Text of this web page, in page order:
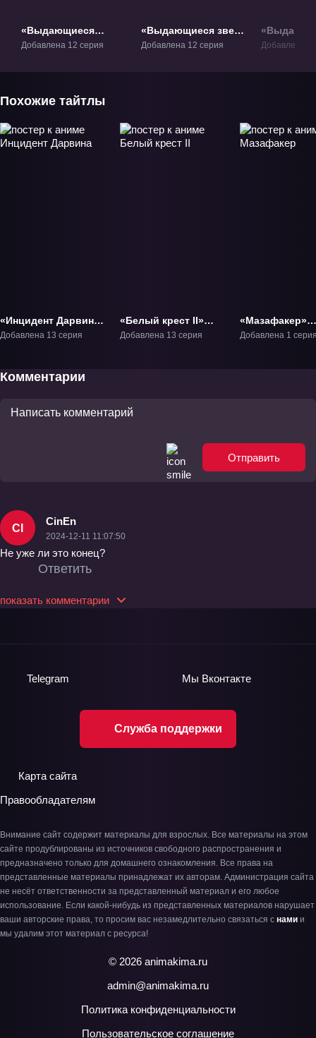
«Выдающиеся
звери» ТВ-1
Добавлена 12 серия
«Выдающиеся звери
2» ТВ-2
Добавлена 12 серия
звери:
Добавлена
Похожие тайтлы
«Инцидент Дарвина»
ТВ-1
Добавлена 13 серия
«Белый крест II»
ТВ-2
Добавлена 13 серия
«Мазафакер»
Фильм-1
Добавлена 1
Комментарии
Отправить
CI
CinEn
2024-12-11 11:07:50
Не уже ли это конец?
Ответить
показать комментарии
Служба поддержки
Telegram Мы Вконтакте
Карта сайта
Правообладателям
Внимание сайт содержит материалы для взрослых. Все материалы на этом
сайте продублированы из источников свободного распространения и
предназначено только для домашнего ознакомления. Все права на
представленные материалы принадлежат их авторам. Администрация сайта
не несёт ответственности за представленный материал и его любое
использование. Если какой-нибудь из представленных материалов нарушает
ваши авторские права, то просим вас незамедлительно связаться с нами и
мы удалим этот материал с ресурса!
© 2026 animakima.ru
admin@animakima.ru
Политика конфиденциальности
Пользовательское соглашение